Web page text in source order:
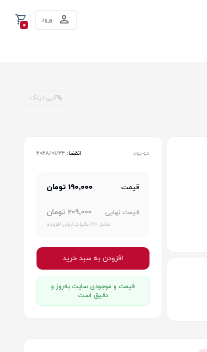
0
ورود
کپی لینک
موجود انقضا: 2028/01/24
قیمت 190٬000 تومان
قیمت نهایی 209٬000 تومان
شامل 10٪ مالیات ارزش افزوده
افزودن به سبد خرید
قیمت و موجودی سایت به‌روز و
دقیق است